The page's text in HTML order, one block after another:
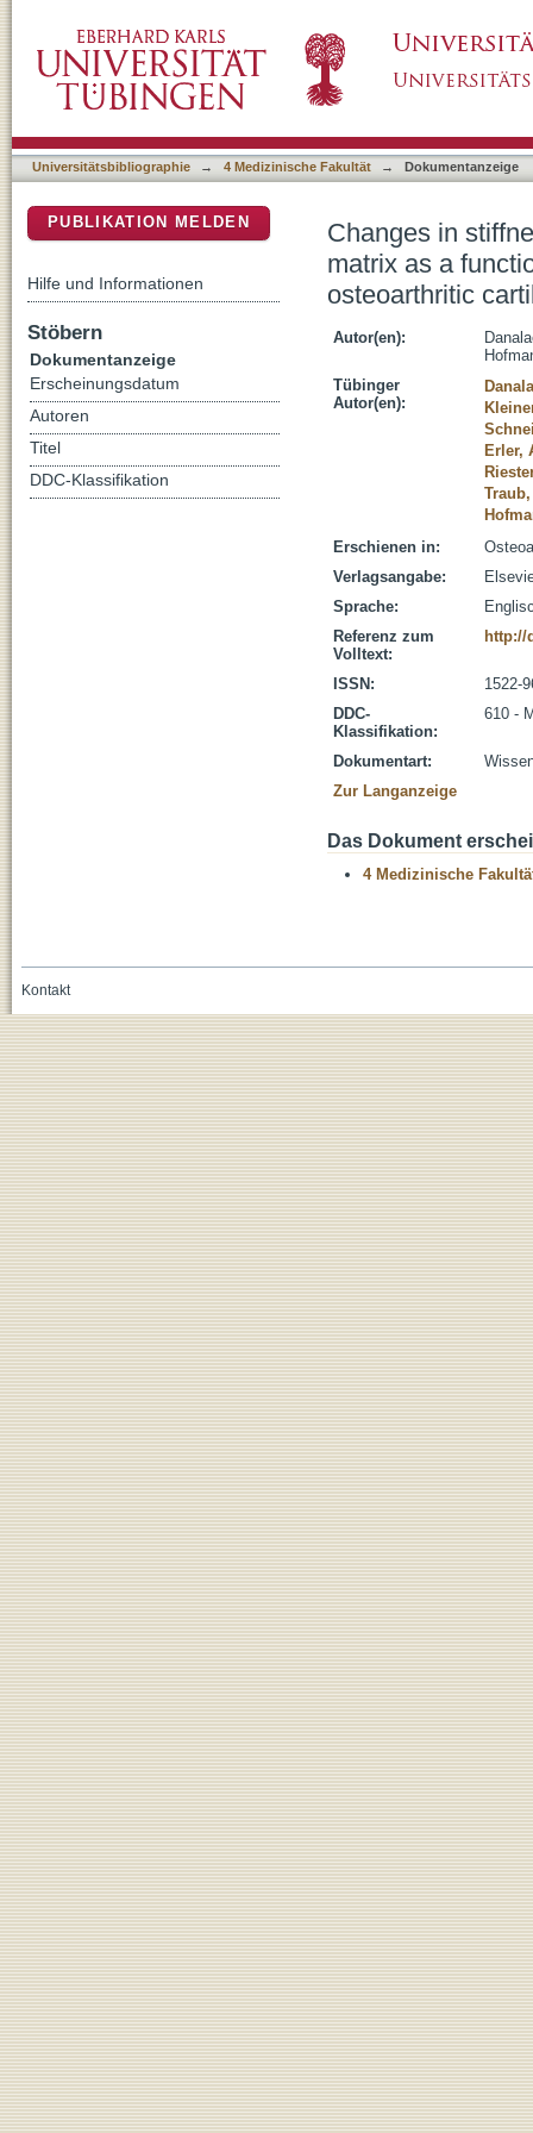
chondrocyte organisation in osteoarthritic
Universitätsbibliographie → 4 Medizinische Fakultät → Dokumentanzeige
Changes in
matrix as a
osteoarthritic
Autor(en):
Tübinger
Autor(en):
Erler,
Erschienen in:
Verlagsangabe:
Sprache:
Referenz zum
Volltext:
http://
ISSN:
1522-
DDC-
Klassifikation:
610 -
Dokumentart:
Zur Langanzeige
Das Dokument
4 Medizinische
PUBLIKATION MELDEN
Hilfe und Informationen
Stöbern
Dokumentanzeige
Erscheinungsdatum
Autoren
Titel
DDC-Klassifikation
Kontakt